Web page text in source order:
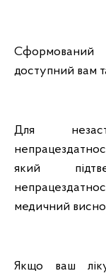
Сформований
доступний вам
Для
який
медичний
Якщо ваш